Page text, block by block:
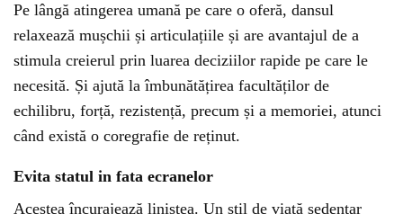
Pe lângă atingerea umană pe care o oferă, dansul
relaxează mușchii și articulațiile și are avantajul de a
stimula creierul prin luarea deciziilor rapide pe care le
necesită. Și ajută la îmbunătățirea facultăților de
echilibru, forță, rezistență, precum și a memoriei, atunci
când există o coregrafie de reținut.
Evita statul in fata ecranelor
Acestea încurajează liniștea. Un stil de viață sedentar